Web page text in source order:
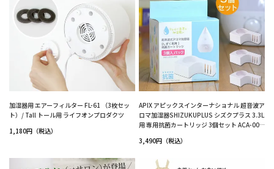
加湿器用 エアーフィルター FL-61 （3枚セッ
ト）/ Tall トール用 ライフオンプロダクツ
1,180円（税込）
APIX アピックスインターナショナル 超音波ア
ロマ加湿器SHIZUKUPLUS シズクプラス 3.3L
用 専用抗菌カートリッジ 3個セット ACA-002
SZ-015 AHD-016 AHD-017 交換用
3,490円（税込）